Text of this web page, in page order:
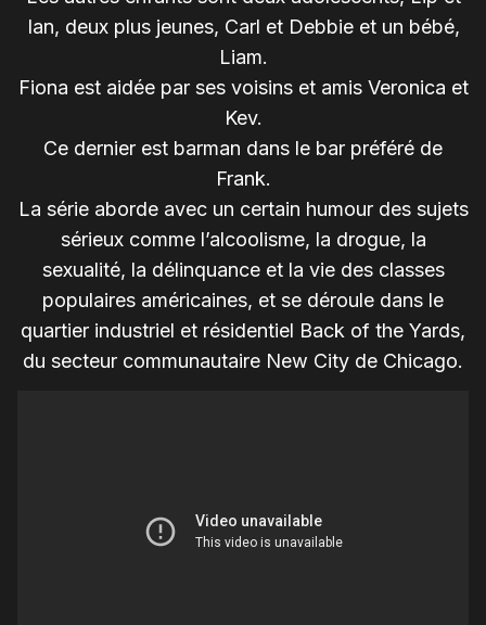
Ian, deux plus jeunes, Carl et Debbie et un bébé,
Liam.
Fiona est aidée par ses voisins et amis Veronica et
Kev.
Ce dernier est barman dans le bar préféré de
Frank.
La série aborde avec un certain humour des sujets
sérieux comme l’alcoolisme, la drogue, la
sexualité, la délinquance et la vie des classes
populaires américaines, et se déroule dans le
quartier industriel et résidentiel Back of the Yards,
du secteur communautaire New City de Chicago.